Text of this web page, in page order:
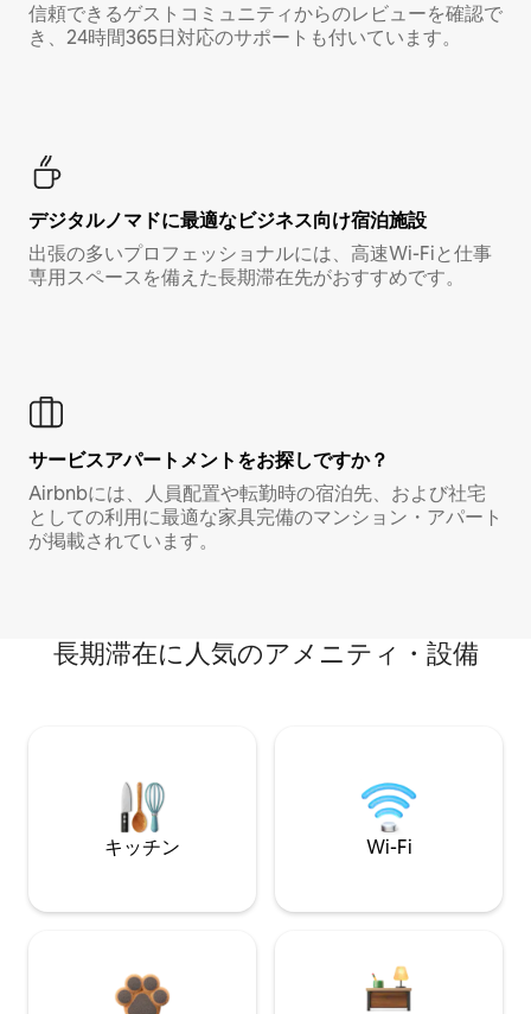
信頼できるゲストコミュニティからのレビューを確認で
き、24時間365日対応のサポートも付いています。
デジタルノマド⁠に最⁠適⁠なビ⁠ジ⁠ネ⁠ス⁠向⁠け宿⁠泊⁠施⁠設
出張の多いプロフェッショナルには、高速Wi-Fiと仕事
専用スペースを備えた長期滞在先がおすすめです。
サービスアパートメントをお探しですか？
Airbnbには、人員配置や転勤時の宿泊先、および社宅
としての利用に最適な家具完備のマンション・アパート
が掲載されています。
長期滞在に人気のアメニティ・設備
キッチン Wi-Fi